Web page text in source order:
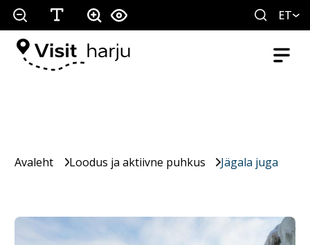
ET
Avaleht Loodus ja aktiivne puhkus Jägala juga